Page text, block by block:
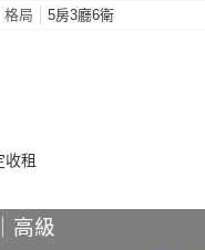
格局 5房3廳6衛
高級